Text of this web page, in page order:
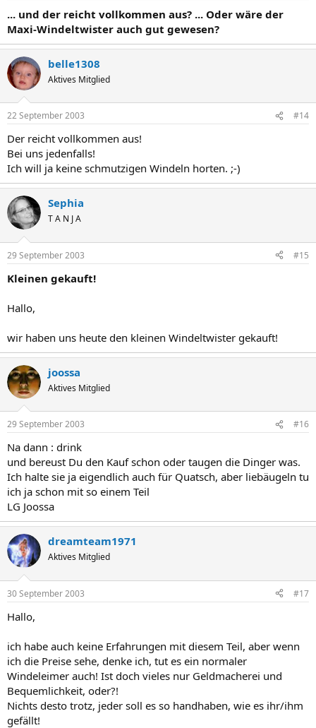
... und der reicht vollkommen aus? ... Oder wäre der
Maxi-Windeltwister auch gut gewesen?
belle1308
Aktives Mitglied
22 September 2003 #14
Der reicht vollkommen aus!
Bei uns jedenfalls!
Ich will ja keine schmutzigen Windeln horten. ;-)
Sephia
T A N J A
29 September 2003 #15
Kleinen gekauft!
Hallo,
wir haben uns heute den kleinen Windeltwister gekauft!
joossa
Aktives Mitglied
29 September 2003 #16
Na dann : drink
und bereust Du den Kauf schon oder taugen die Dinger was.
Ich halte sie ja eigendlich auch für Quatsch, aber liebäugeln tu
ich ja schon mit so einem Teil
LG Joossa
dreamteam1971
Aktives Mitglied
30 September 2003 #17
Hallo,
ich habe auch keine Erfahrungen mit diesem Teil, aber wenn
ich die Preise sehe, denke ich, tut es ein normaler
Windeleimer auch! Ist doch vieles nur Geldmacherei und
Bequemlichkeit, oder?!
Nichts desto trotz, jeder soll es so handhaben, wie es ihr/ihm
gefällt!